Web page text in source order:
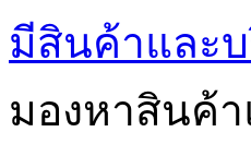
มีสินค้าและบ
มองหาสินค้